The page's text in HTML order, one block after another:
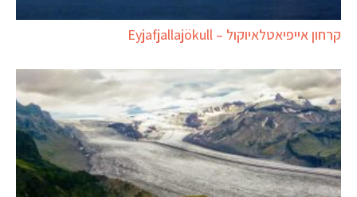
קרחון אייפיאטלאיוקול – Eyjafjallajökull